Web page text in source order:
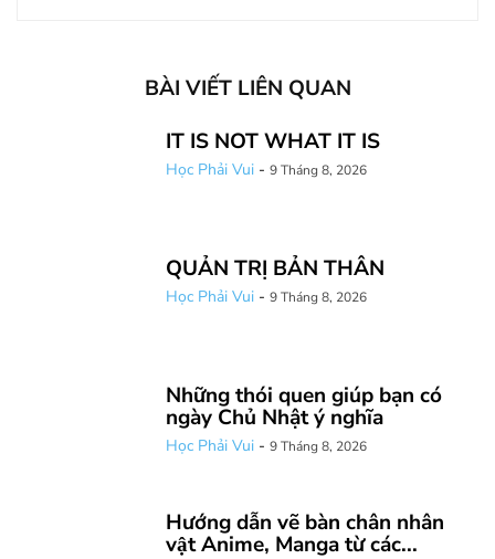
BÀI VIẾT LIÊN QUAN
IT IS NOT WHAT IT IS
Học Phải Vui - 9 Tháng 8, 2026
QUẢN TRỊ BẢN THÂN
Học Phải Vui - 9 Tháng 8, 2026
Những thói quen giúp bạn có
ngày Chủ Nhật ý nghĩa
Học Phải Vui - 9 Tháng 8, 2026
Hướng dẫn vẽ bàn chân nhân
vật Anime, Manga từ các...